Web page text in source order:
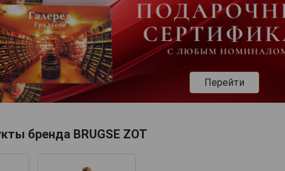
Перейти
бренда BRUGSE ZOT